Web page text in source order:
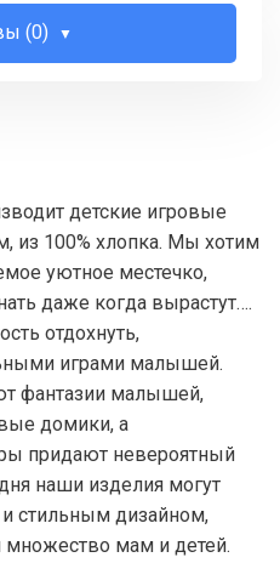
(0)
детские игровые
из 100% хлопка. Мы хотим
уютное местечко,
даже когда вырастут….
отдохнуть,
играми малышей.
фантазии малышей,
домики, а
придают невероятный
наши изделия могут
стильным дизайном,
множество мам и детей.